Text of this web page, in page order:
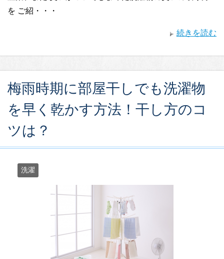
を ご紹・・・
続きを読む
梅雨時期に部屋干しでも洗濯物
を早く乾かす方法！干し方のコ
ツは？
洗濯